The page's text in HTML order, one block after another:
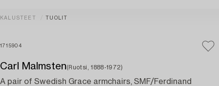
KALUSTEET TUOLIT
1715904
Carl Malmsten(Ruotsi, 1888-1972)
A pair of Swedish Grace armchairs, SMF/Ferdinand